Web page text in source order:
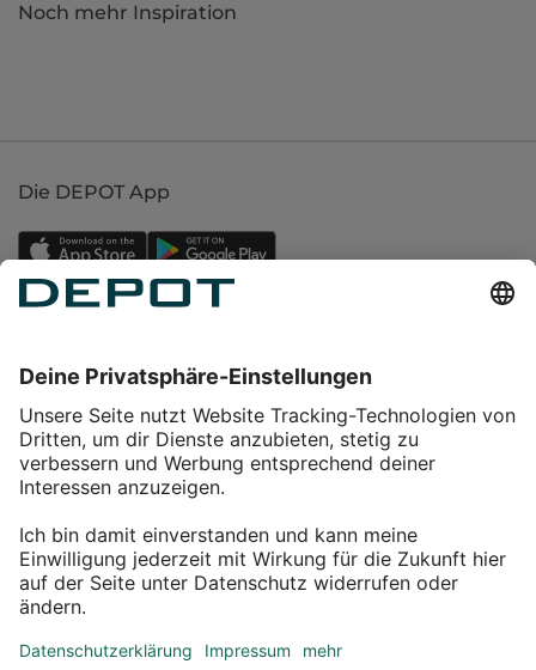
Noch mehr Inspiration
Die DEPOT App
Service
Über DEPOT
Kontakt